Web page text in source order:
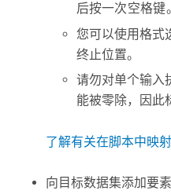
后按一次空格键。
您可以使用格式
终止位置。
请勿对单个输入
能被零除，因此
了解有关在脚本中映
向目标数据集添加要